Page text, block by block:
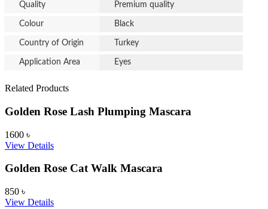
Quality Premium quality
Colour Black
Country of Origin Turkey
Application Area Eyes
Related Products
Golden Rose Lash Plumping Mascara
1600 ৳
View Details
Golden Rose Cat Walk Mascara
850 ৳
View Details